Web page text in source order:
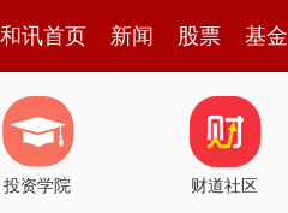
和讯首页 新闻 股票 基金
投资学院 财道社区